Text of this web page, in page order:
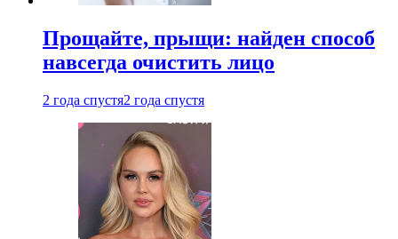
Прощайте, прыщи: найден способ
навсегда очистить лицо
2 года спустя2 года спустя